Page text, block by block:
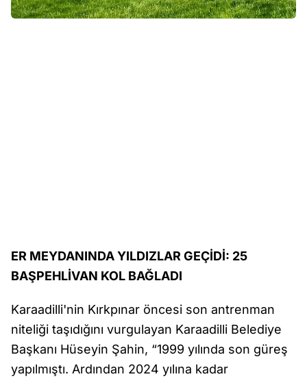
ER MEYDANINDA YILDIZLAR GEÇİDİ: 25
BAŞPEHLİVAN KOL BAĞLADI
Karaadilli'nin Kırkpınar öncesi son antrenman
niteliği taşıdığını vurgulayan Karaadilli Belediye
Başkanı Hüseyin Şahin, “1999 yılında son güreş
yapılmıştı. Ardından 2024 yılına kadar